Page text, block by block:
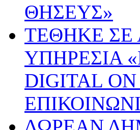
ΘΗΣΕΥΣ»
ΤΕΘΗΚΕ ΣΕ
ΥΠΗΡΕΣΙΑ
DIGITAL